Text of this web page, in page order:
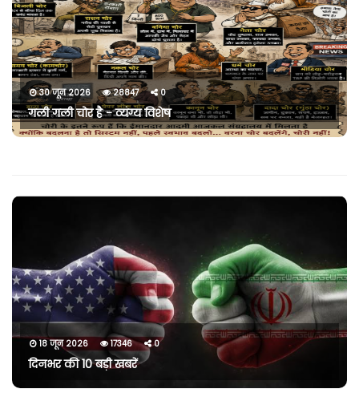
30 जून 2026 28847 0
गली गली चोर है - व्यंग्य विशेष
18 जून 2026 17346 0
दिनभर की 10 बड़ी खबरें